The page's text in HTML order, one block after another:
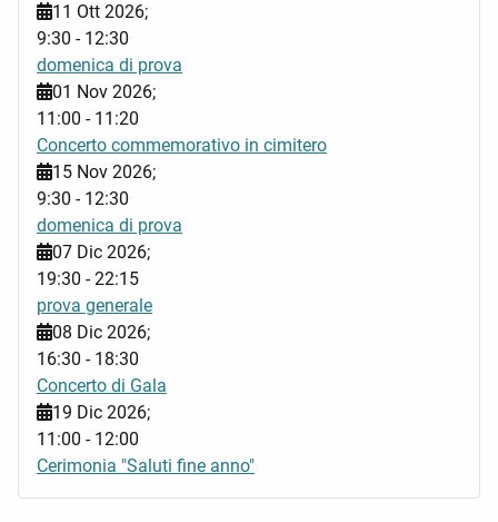
11 Ott 2026;
9:30 - 12:30
domenica di prova
01 Nov 2026;
11:00 - 11:20
Concerto commemorativo in cimitero
15 Nov 2026;
9:30 - 12:30
domenica di prova
07 Dic 2026;
19:30 -22:15
prova generale
08 Dic 2026;
16:30 - 18:30
Concerto di Gala
19 Dic 2026;
11:00 - 12:00
Cerimonia "Saluti fine anno"